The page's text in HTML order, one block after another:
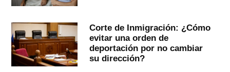
Corte de Inmigración: ¿Cómo
evitar una orden de
deportación por no cambiar
su dirección?